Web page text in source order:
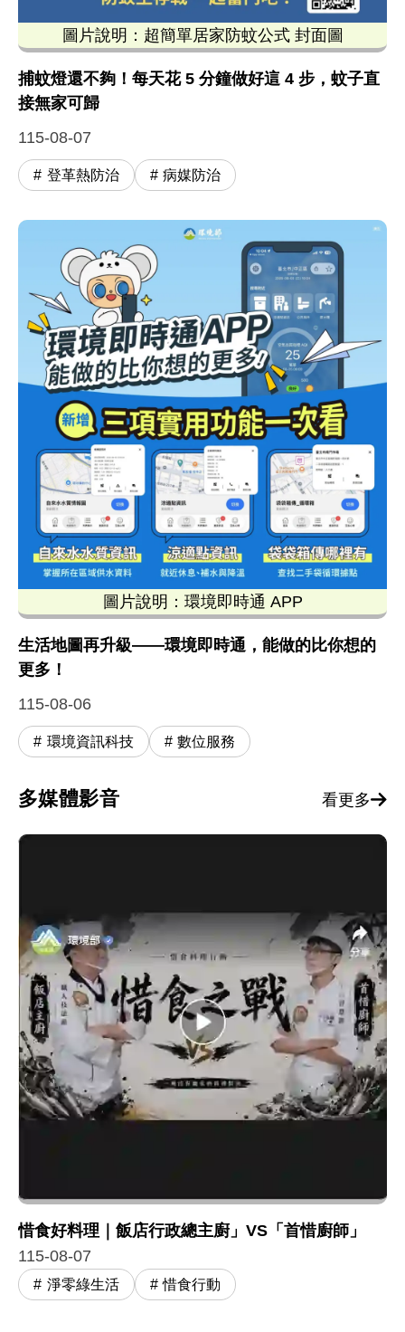
圖片說明：超簡單居家防蚊公式 封面圖
捕蚊燈還不夠！每天花 5 分鐘做好這 4 步，蚊子直
接無家可歸
115-08-07
登革熱防治 病媒防治
圖片說明：環境即時通 APP
生活地圖再升級——環境即時通，能做的比你想的
更多！
115-08-06
環境資訊科技 數位服務
多媒體影音 看更多
惜食好料理｜飯店行政總主廚」VS「首惜廚師」
115-08-07
淨零綠生活 惜食行動